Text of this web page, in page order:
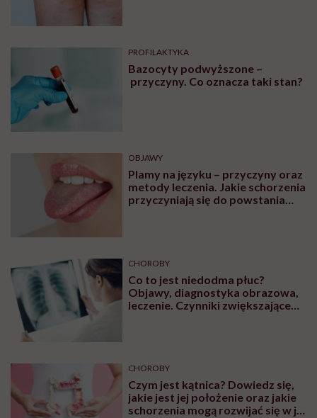
PROFILAKTYKA
Bazocyty podwyższone –
przyczyny. Co oznacza taki stan?
OBJAWY
Plamy na języku – przyczyny oraz
metody leczenia. Jakie schorzenia
przyczyniają się do powstania
CHOROBY
Co to jest niedodma płuc?
Objawy, diagnostyka obrazowa,
leczenie. Czynniki zwiększające
CHOROBY
Czym jest kątnica? Dowiedz się,
jakie jest jej położenie oraz jakie
schorzenia mogą rozwijać się w jej